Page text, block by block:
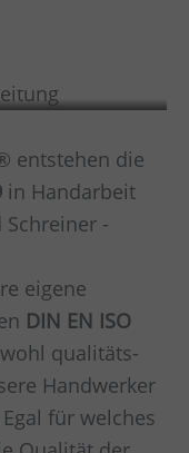
entstehen die
in Handarbeit
-
eigene
DIN EN ISO
qualitäts-
Handwerker
für welches